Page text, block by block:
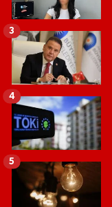
3
4
5